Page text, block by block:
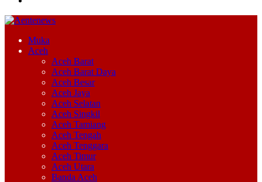
Muka
Aceh
Aceh Barat
Aceh Barat Daya
Aceh Besar
Aceh Jaya
Aceh Selatan
Aceh Singkil
Aceh Tamiang
Aceh Tengah
Aceh Tenggara
Aceh Timur
Aceh Utara
Banda Aceh